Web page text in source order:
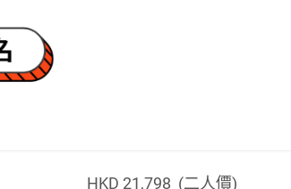
HKD 21,798 (二人價)